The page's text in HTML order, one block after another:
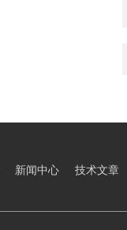
新闻中心 技术文章